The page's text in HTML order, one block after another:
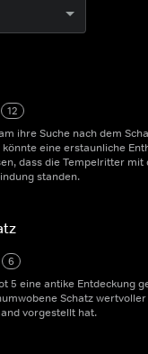
12
ihre Suche nach dem
eine erstaunliche
dass die Tempelritter mit
standen.
6
5 eine antike Entdeckung
Schatz
vorgestellt hat.